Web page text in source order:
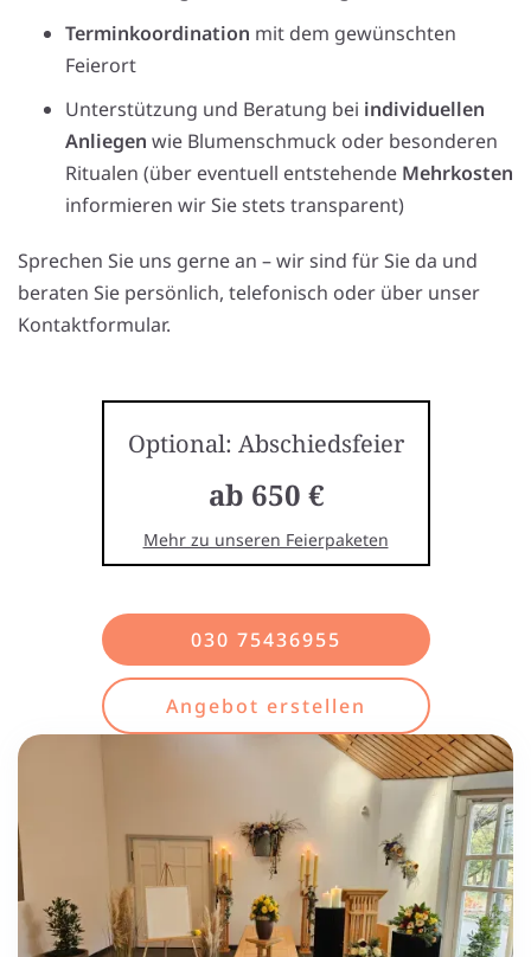
Terminkoordination mit dem gewünschten
Feierort
Unterstützung und Beratung bei individuellen
Anliegen wie Blumenschmuck oder besonderen
Ritualen (über eventuell entstehende Mehrkosten
informieren wir Sie stets transparent)
Sprechen Sie uns gerne an – wir sind für Sie da und
beraten Sie persönlich, telefonisch oder über unser
Kontaktformular.
Optional: Abschiedsfeier
ab 650 €
Mehr zu unseren Feierpaketen
030 75436955
Angebot erstellen